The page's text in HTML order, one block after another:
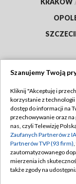
Abonament TVP
Emisja w TVP
Centrum
Naziemna
Szanujemy Twoją
Kliknij "Akceptuję i
korzystanie z
dostęp do informacji na
przechowywanie oraz
nas, czyli Telewizję
Zaufanych Partnerów z
Partnerów TVP (93 firm)
zautomatyzowanego
mierzenia ich
także zgody na